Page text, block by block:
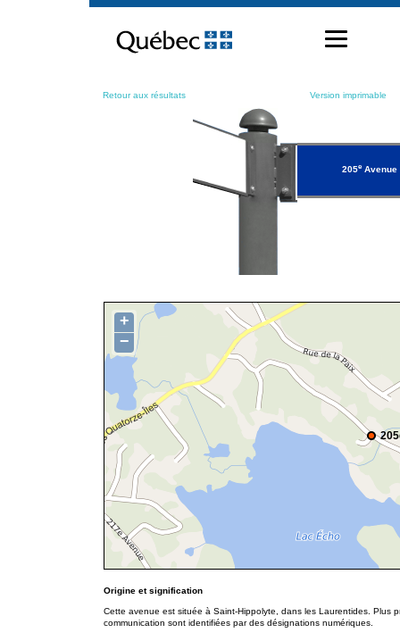
contenu
Retour aux résultats Version imprimable
205eAvenue
+
−
Origine et signification
Cette avenue est située à Saint-Hippolyte, dans les Laurentides. Plus
communication sont identifiées par des désignations numériques.